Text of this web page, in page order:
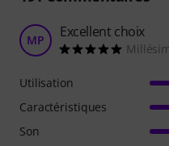
MP Excellent choix
Utilisation
Caractéristiques
Son